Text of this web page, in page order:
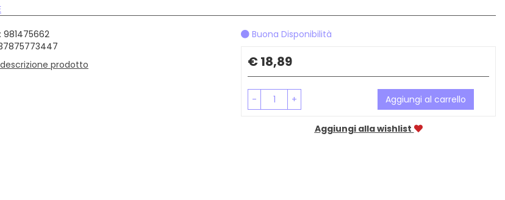
981475662
prodotto
Buona Disponibilità
Prezzo
€ 18,89
- + Aggiungi al carrello
Aggiungi alla wishlist